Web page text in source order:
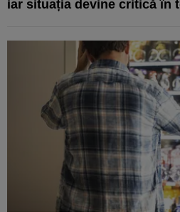
iar situația devine critică în